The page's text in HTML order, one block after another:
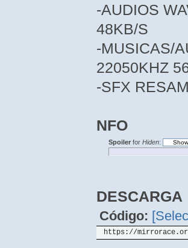
-AUDIOS
48KB/S
-MUSICAS/
22050KHZ
-SFX
NFO
Spoilerfor Hiden:
DESCARGA
Código:
https://